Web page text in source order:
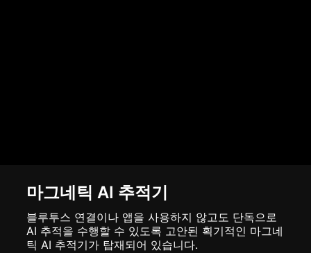
마그네틱 AI 추적기
블루투스 연결이나 앱을 사용하지 않고도 단독으로
AI 추적을 수행할 수 있도록 고안된 획기적인 마그네
틱 AI 추적기가 탑재되어 있습니다.